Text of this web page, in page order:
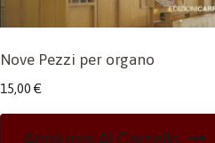
Nove Pezzi per organo
15,00 €